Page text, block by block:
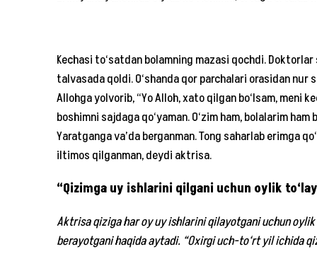
Kechasi to‘satdan bolamning mazasi qochdi.
talvasada qoldi. O‘shanda qor parchalari orasidan nur
Allohga yolvorib, “Yo Alloh, xato qilgan bo‘lsam, meni
boshimni sajdaga qo‘yaman. O‘zim ham, bolalarim
Yaratganga va’da berganman. Tong saharlab erimga
iltimos qilganman, deydi aktrisa.
“Qizimga uy ishlarini qilgani uchun oylik
Aktrisa qiziga har oy uy ishlarini qilayotgani uchun
berayotgani haqida aytadi. “Oxirgi uch-to‘rt yil ichida